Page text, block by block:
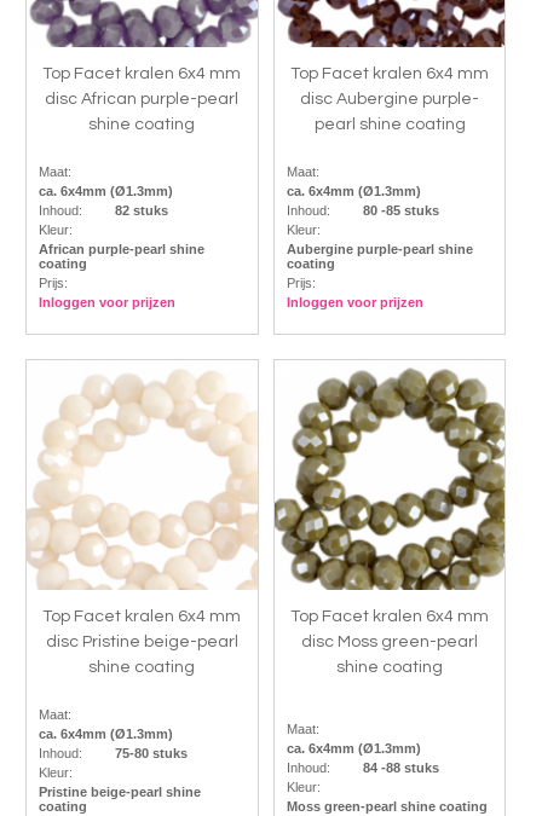
Top Facet kralen 6x4 mm
disc African purple-pearl
shine coating
Maat:
ca. 6x4mm (Ø1.3mm)
Inhoud:
82 stuks
Kleur:
African purple-pearl shine
coating
Prijs:
Inloggen voor prijzen
Top Facet kralen 6x4 mm
disc Aubergine purple-
pearl shine coating
Maat:
ca. 6x4mm (Ø1.3mm)
Inhoud:
80 -85 stuks
Kleur:
Aubergine purple-pearl shine
coating
Prijs:
Inloggen voor prijzen
Top Facet kralen 6x4 mm
disc Pristine beige-pearl
shine coating
Maat:
ca. 6x4mm (Ø1.3mm)
Inhoud:
75-80 stuks
Kleur:
Pristine beige-pearl shine
coating
Top Facet kralen 6x4 mm
disc Moss green-pearl
shine coating
Maat:
ca. 6x4mm (Ø1.3mm)
Inhoud:
84 -88 stuks
Kleur:
Moss green-pearl shine coating